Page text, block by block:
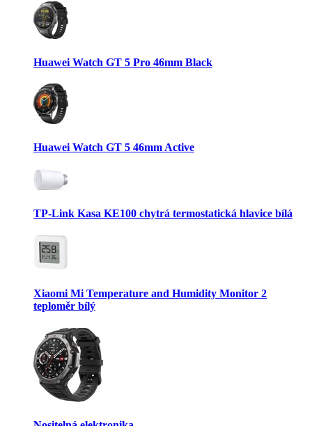
Huawei Watch GT 5 Pro 46mm Black
Huawei Watch GT 5 46mm Active
TP-Link Kasa KE100 chytrá termostatická hlavice bílá
Xiaomi Mi Temperature and Humidity Monitor 2
teploměr bílý